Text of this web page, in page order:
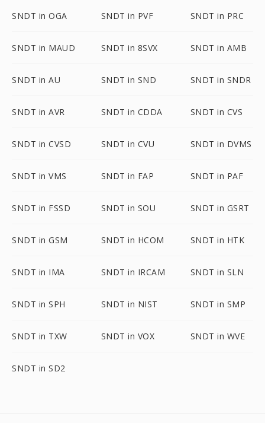
SNDT in OGA SNDT in PVF SNDT in PRC
SNDT in MAUD SNDT in 8SVX SNDT in AMB
SNDT in AU SNDT in SND SNDT in SNDR
SNDT in AVR SNDT in CDDA SNDT in CVS
SNDT in CVSD SNDT in CVU SNDT in DVMS
SNDT in VMS SNDT in FAP SNDT in PAF
SNDT in FSSD SNDT in SOU SNDT in GSRT
SNDT in GSM SNDT in HCOM SNDT in HTK
SNDT in IMA SNDT in IRCAM SNDT in SLN
SNDT in SPH SNDT in NIST SNDT in SMP
SNDT in TXW SNDT in VOX SNDT in WVE
SNDT in SD2